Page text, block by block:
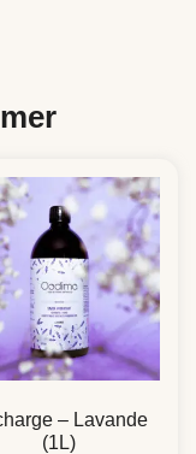
– Lavande
(1L)